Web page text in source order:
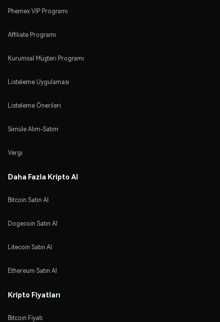
Phemex VIP Programı
Affiliate Programı
Kurumsal Müşteri Programı
Listeleme Uygulaması
Listeleme Önerileri
Simüle Alım-Satım
Vergi
Daha Fazla Kripto Al
Bitcoin Satın Al
Dogecoin Satın Al
Litecoin Satın Al
Ethereum Satın Al
Kripto Fiyatları
Bitcoin Fiyatı